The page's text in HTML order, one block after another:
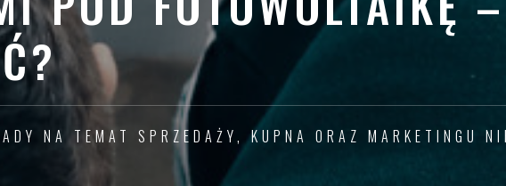
NA TEMAT SPRZEDAŻY, KUPNA ORAZ MARKETINGU